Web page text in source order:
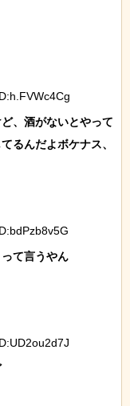
、酒がないとやって
るんだよボケナス、
て言うやん